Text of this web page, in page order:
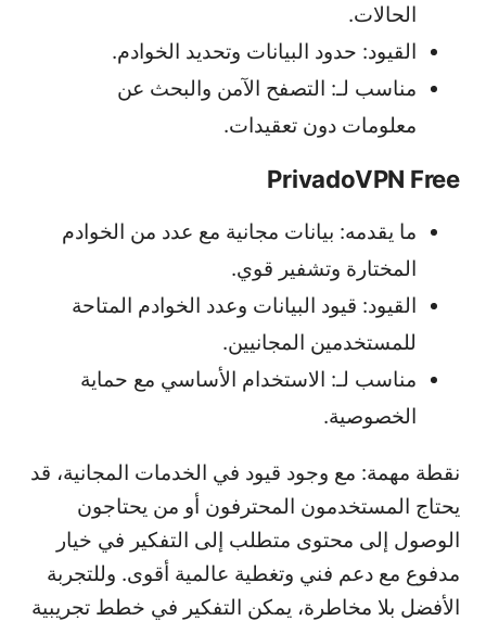
الحالات.
القيود: حدود البيانات وتحديد الخوادم.
مناسب لـ: التصفح الآمن والبحث عن
معلومات دون تعقيدات.
PrivadoVPN Free
ما يقدمه: بيانات مجانية مع عدد من الخوادم
المختارة وتشفير قوي.
القيود: قيود البيانات وعدد الخوادم المتاحة
للمستخدمين المجانيين.
مناسب لـ: الاستخدام الأساسي مع حماية
الخصوصية.
نقطة مهمة: مع وجود قيود في الخدمات المجانية، قد
يحتاج المستخدمون المحترفون أو من يحتاجون
الوصول إلى محتوى متطلب إلى التفكير في خيار
مدفوع مع دعم فني وتغطية عالمية أقوى. وللتجربة
الأفضل بلا مخاطرة، يمكن التفكير في خطط تجريبية